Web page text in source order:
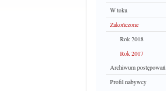
W toku
Zakończone
Rok 2018
Rok 2017
Archiwum postępowań
Profil nabywcy